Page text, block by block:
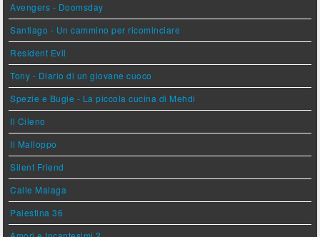
Avengers - Doomsday
Santiago - Un cammino per ricominciare
Resident Evil
Tony - Diario di un giovane cuoco
Spezie e Bugie - La piccola cucina di Mehdi
Il Cileno
Il Malloppo
Silent Friend
Calle Malaga
Palestina 36